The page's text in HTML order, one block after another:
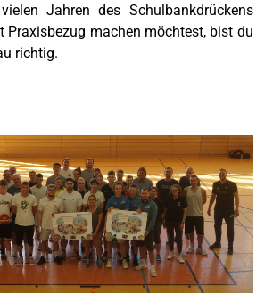
Jahren des Schulbankdrückens
Praxisbezug machen möchtest, bist du
richtig.